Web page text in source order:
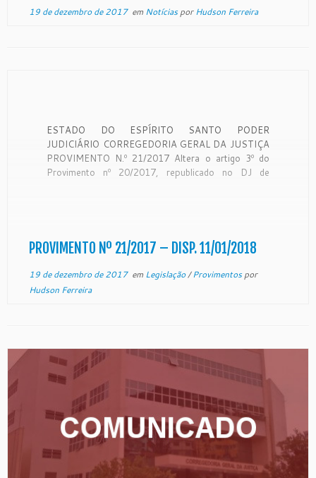
19 de dezembro de 2017em NotíciasporHudson Ferreira
ESTADO DO ESPÍRITO SANTO PODER
JUDICIÁRIO CORREGEDORIA GERAL DA JUSTIÇA
PROVIMENTO N.º 21/2017 Altera o artigo 3º do
Provimento nº 20/2017, republicado no DJ de
PROVIMENTO Nº 21/2017 – DISP. 11/01/2018
19 de dezembro de 2017em Legislação/Provimentospor
Hudson Ferreira